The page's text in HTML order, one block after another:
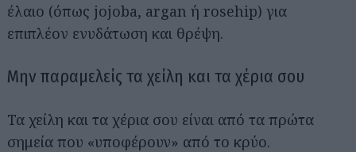
έλαιο (όπως jojoba, argan ή rosehip) για
επιπλέον ενυδάτωση και θρέψη.
Μην παραμελείς τα χείλη και τα χέρια σου
Τα χείλη και τα χέρια σου είναι από τα πρώτα
σημεία που «υποφέρουν» από το κρύο.